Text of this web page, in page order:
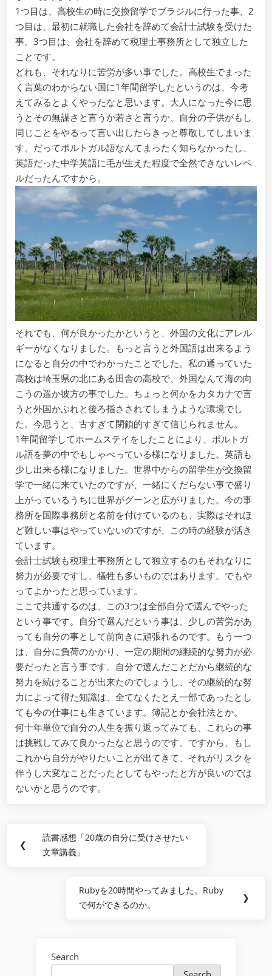
1つ目は、高校生の時に交換留学でブラジルに行った事、2
つ目は、最初に就職した会社を辞めて会計士試験を受けた
事。3つ目は、会社を辞めて税理士事務所として独立した
ことです。
どれも、それなりに苦労が多い事でした。高校生でまった
く言葉のわからない国に1年間留学したというのは、今考
えてみるとよくやったなと思います。大人になった今に思
うとその無謀さと言うか若さと言うか、自分の子供がもし
同じことをやるって言い出したらきっと尊敬してしまいま
す。だってポルトガル語なんてまったく知らなかったし、
英語だった中学英語に毛が生えた程度で全然できないレベ
ルだったんですから。
それでも、何が良かったかというと、外国の文化にアレル
ギーがなくなりました。もっと言うと外国語は出来るよう
になると自分の中でわかったことでした。私の通っていた
高校は埼玉県の北にある田舎の高校で、外国なんて海の向
こうの遥か彼方の事でした。ちょっと何かをカタカナで言
うと外国かぶれと後ろ指さされてしまうような環境でし
た。今思うと、古すぎて閉鎖的すぎて信じられません。
1年間留学してホームステイをしたことにより、ポルトガ
ル語を夢の中でもしゃべっている様になりました。英語も
少し出来る様になりました。世界中からの留学生が交換留
学で一緒に来ていたのですが、一緒にくだらない事で盛り
上がっているうちに世界がグーンと広がりました。今の事
務所を国際事務所と名前を付けているのも、実際はそれほ
ど難しい事はやっていないのですが、この時の経験が活き
ています。
会計士試験も税理士事務所として独立するのもそれなりに
努力が必要ですし、犠牲も多いものではあります。でもや
ってよかったと思っています。
ここで共通するのは、この3つは全部自分で選んでやった
という事です。自分で選んだという事は、少しの苦労があ
っても自分の事として前向きに頑張れるのです。もう一つ
は、自分に負荷のかかり、一定の期間の継続的な努力が必
要だったと言う事です。自分で選んだことだから継続的な
努力を続けることが出来たのでしょうし、その継続的な努
力によって得た知識は、全てなくたとえ一部であったとし
ても今の仕事にも生きています。簿記とか会社法とか。
何十年単位で自分の人生を振り返ってみても、これらの事
は挑戦してみて良かったなと思うのです。ですから、もし
これから自分がやりたいことが出てきて、それがリスクを
伴うし大変なことだったとしてもやったと方が良いのでは
ないかと思うのです。
navigation
❮
Previous
Post:
読書感想「20歳の自分に受けさせたい
文章講義」
Next
Post:
Rubyを20時間やってみました。Ruby
で何ができるのか。
❯
Search